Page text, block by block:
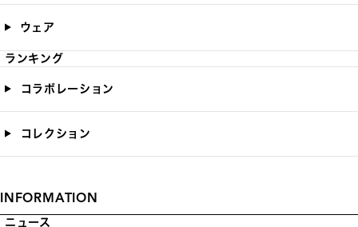
ウェア
ランキング
コラボレーション
コレクション
INFORMATION
ニュース